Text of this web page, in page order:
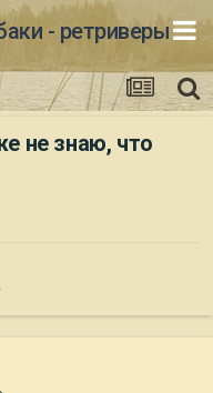
- ретриверы
не знаю, что